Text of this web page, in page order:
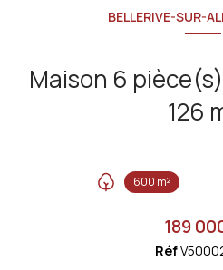
BELLERIVE-SUR-
Maison 6 pièce(s) 4 chambre(s)
600 m²
189
Réf